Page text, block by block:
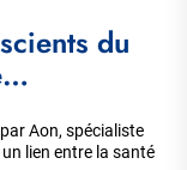
du
Aon, spécialiste
lien entre la santé